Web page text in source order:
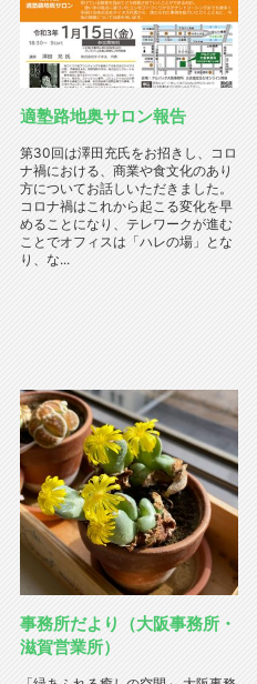
適塾路地奥サロン報告
第30回は澤田充氏をお招きし、コロ
ナ禍における、商業や食文化のあり
方についてお話しいただきました。
コロナ禍はこれから起こる変化を早
めることになり、テレワークが進む
ことでオフィスは「ハレの場」とな
り、な...
事務所だより（大阪事務所・
滋賀営業所）